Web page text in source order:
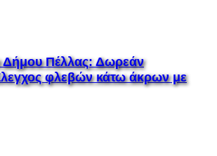
Δήμου Πέλλας: Δωρεάν
φλεβών κάτω άκρων με